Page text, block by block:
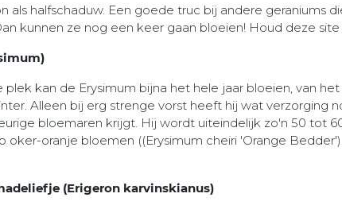
als halfschaduw. Een goede truc bij andere geraniums
kunnen ze nog een keer gaan bloeien! Houd deze
kan de Erysimum bijna het hele jaar bloeien, van
Alleen bij erg strenge vorst heeft hij wat verzorging
bloemaren krijgt. Hij wordt uiteindelijk zo'n 50 tot
oker-oranje bloemen ((Erysimum cheiri 'Orange
(Erigeron karvinskianus)